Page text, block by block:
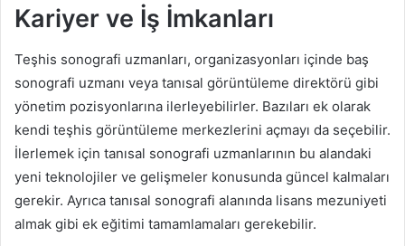
Kariyer ve İş İmkanları
Teşhis sonografi uzmanları, organizasyonları içinde baş
sonografi uzmanı veya tanısal görüntüleme direktörü gibi
yönetim pozisyonlarına ilerleyebilirler. Bazıları ek olarak
kendi teşhis görüntüleme merkezlerini açmayı da seçebilir.
İlerlemek için tanısal sonografi uzmanlarının bu alandaki
yeni teknolojiler ve gelişmeler konusunda güncel kalmaları
gerekir. Ayrıca tanısal sonografi alanında lisans mezuniyeti
almak gibi ek eğitimi tamamlamaları gerekebilir.